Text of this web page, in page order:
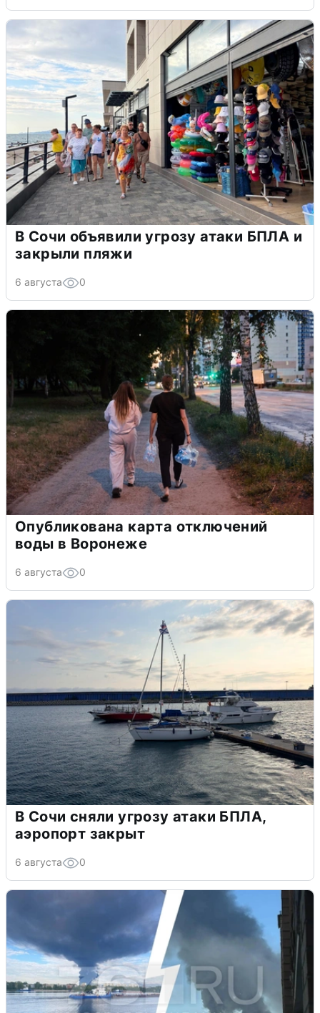
В Сочи объявили угрозу атаки БПЛА и
закрыли пляжи
6 августа 0
Опубликована карта отключений
воды в Воронеже
6 августа 0
В Сочи сняли угрозу атаки БПЛА,
аэропорт закрыт
6 августа 0